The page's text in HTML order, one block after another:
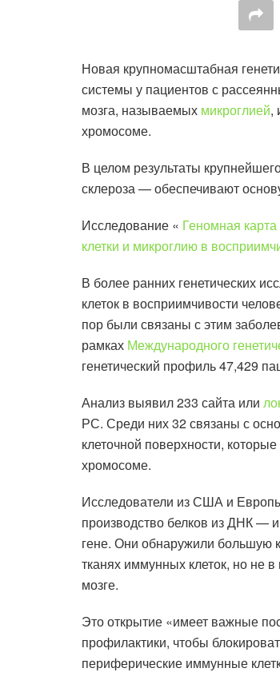
Новая крупномасштабная
системы у пациентов с
мозга, называемых микроглией,
хромосоме.
В целом результаты
склероза — обеспечивают
Исследование « Геномная
клетки и микроглию в
В более ранних генетических
клеток в восприимчивости
пор были связаны с этим
рамках Международного
генетический профиль 47,429
Анализ выявил 233 сайта или
РС. Среди них 32 связаны с
клеточной поверхности,
хромосоме.
Исследователи из США и
производство белков из ДНК —
гене. Они обнаружили большую
тканях иммунных клеток, но не
мозге.
Это открытие «имеет важные
профилактики, чтобы
периферические иммунные